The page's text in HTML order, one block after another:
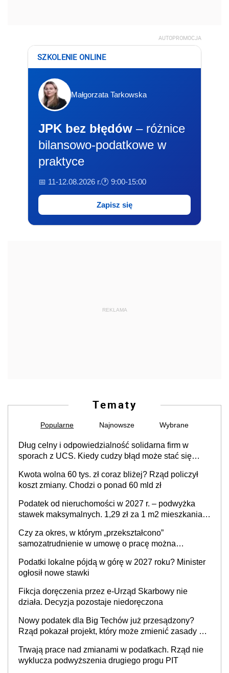
AUTOPROMOCJA
SZKOLENIE ONLINE
Małgorzata Tarkowska
JPK bez błędów – różnice
bilansowo-podatkowe w
praktyce
📅 11-12.08.2026 r.🕐 9:00-15:00
Zapisz się
REKLAMA
Tematy
Popularne Najnowsze Wybrane
Dług celny i odpowiedzialność solidarna firm w
sporach z UCS. Kiedy cudzy błąd może stać się
Kwota wolna 60 tys. zł coraz bliżej? Rząd policzył
koszt zmiany. Chodzi o ponad 60 mld zł
Podatek od nieruchomości w 2027 r. – podwyżka
stawek maksymalnych. 1,29 zł za 1 m2 mieszkania,
prowadzeniem działalności gospodarczej
Czy za okres, w którym „przekształcono”
samozatrudnienie w umowę o pracę można
cywilnoprawnej jedynym racjonalnym wyjściem
Podatki lokalne pójdą w górę w 2027 roku? Minister
ogłosił nowe stawki
Fikcja doręczenia przez e-Urząd Skarbowy nie
działa. Decyzja pozostaje niedoręczona
Nowy podatek dla Big Techów już przesądzony?
Rząd pokazał projekt, który może zmienić zasady gry
Trwają prace nad zmianami w podatkach. Rząd nie
wyklucza podwyższenia drugiego progu PIT